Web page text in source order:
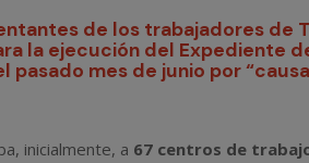
de los trabajadores de
la ejecución del Expediente
pasado mes de junio por
inicialmente, a 67 centros de